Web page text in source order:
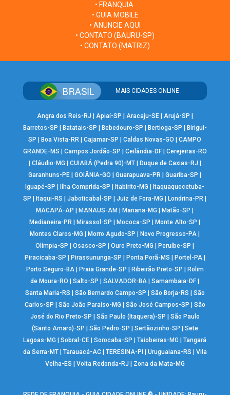
• FRANQUIA
• GUIA MOBILE
• ANUNCIE AQUI
• CONTATO (BAURU-SP)
• CONTATO (MATRIZ)
MAIS CIDADES ONLINE
Angra dos Reis-RJ | Apiaí-SP | Aracaju-SE| Arujá-SP |
Barretos-SP | Batatais-SP | Bebedouro-SP | Bertioga-SP | Birigui-
SP |Boa Vista-RR |Cajamar-SP |Caldas Novas-GO |CAMPO
GRANDE-MS | Campos Jordão-SP | Ceilândia-DF| Cerejeiras-RO
| Cláudio-MG | CUIABÁ (Pedra 90)-MT| Duque de Caxias-RJ |
Garanhuns-PE |GOIÂNIA-GO |Guarapuava-PR |Guariba-SP |
Iguapé-SP |Ilha Comprida-SP |Itabirito-MG |Itaquaquecetuba-
SP |Itaqui-RS |Jaboticabal-SP |Juiz de Fora-MG |Londrina-PR |
MACAPÁ-AP |MANAUS-AM |Mariana-MG |Matão-SP |
Medianeira-PR |Mirassol-SP |Mococa-SP |Monte Alto-SP |
Montes Claros-MG |Morro Agudo-SP |Novo Progresso-PA |
Olímpia-SP |Osasco-SP |Ouro Preto-MG |Peruíbe-SP |
Piracicaba-SP | Pirassununga-SP | Ponta Porã-MS | Portel-PA|
Porto Seguro-BA| Praia Grande-SP | Ribeirão Preto-SP | Rolim
de Moura-RO |Salto-SP |SALVADOR-BA |Samambaia-DF |
Santa Maria-RS | São Bernardo Campo-SP | São Borja-RS | São
Carlos-SP | São João Paraíso-MG | São José Campos-SP | São
José do Rio Preto-SP | São Paulo (Itaquera)-SP | São Paulo
(Santo Amaro)-SP | São Pedro-SP | Sertãozinho-SP | Sete
Lagoas-MG |Sobral-CE |Sorocaba-SP |Taiobeiras-MG |Tangará
da Serra-MT| Tarauacá-AC| TERESINA-PI | Uruguaiana-RS | Vila
Velha-ES | Volta Redonda-RJ | Zona da Mata-MG